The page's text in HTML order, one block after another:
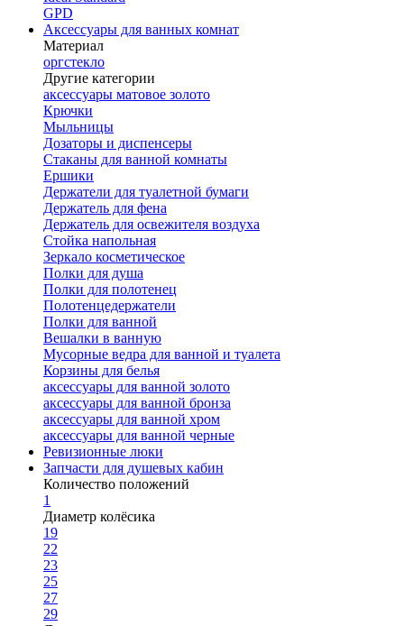
GPD
Аксессуары для ванных комнат
Материал
оргстекло
Другие категории
аксессуары матовое золото
Крючки
Мыльницы
Дозаторы и диспенсеры
Стаканы для ванной комнаты
Ершики
Держатели для туалетной бумаги
Держатель для фена
Держатель для освежителя воздуха
Стойка напольная
Зеркало косметическое
Полки для душа
Полки для полотенец
Полотенцедержатели
Полки для ванной
Вешалки в ванную
Мусорные ведра для ванной и туалета
Корзины для белья
аксессуары для ванной золото
аксессуары для ванной бронза
аксессуары для ванной хром
аксессуары для ванной черные
Ревизионные люки
Запчасти для душевых кабин
Количество положений
1
Диаметр колёсика
19
22
23
25
27
29